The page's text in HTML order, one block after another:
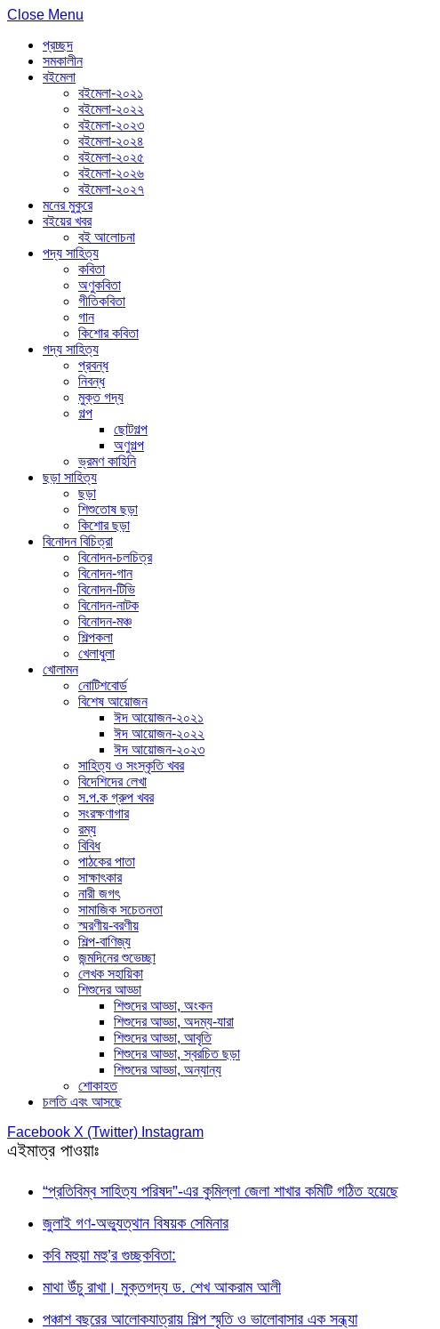
Close Menu
প্রচ্ছদ
সমকালীন
বইমেলা
বইমেলা-২০২১
বইমেলা-২০২২
বইমেলা-২০২৩
বইমেলা-২০২৪
বইমেলা-২০২৫
বইমেলা-২০২৬
বইমেলা-২০২৭
মনের মুকুরে
বইয়ের খবর
বই আলোচনা
পদ্য সাহিত্য
কবিতা
অণুকবিতা
গীতিকবিতা
গান
কিশোর কবিতা
গদ্য সাহিত্য
প্রবন্ধ
নিবন্ধ
মুক্ত গদ্য
গল্প
ছোটগল্প
অণুগল্প
ভ্রমণ কাহিনি
ছড়া সাহিত্য
ছড়া
শিশুতোষ ছড়া
কিশোর ছড়া
বিনোদন বিচিত্রা
বিনোদন-চলচিত্র
বিনোদন-গান
বিনোদন-টিভি
বিনোদন-নাটক
বিনোদন-মঞ্চ
শিল্পকলা
খেলাধুলা
খোলামন
নোটিশবোর্ড
বিশেষ আয়োজন
ঈদ আয়োজন-২০২১
ঈদ আয়োজন-২০২২
ঈদ আয়োজন-২০২৩
সাহিত্য ও সংস্কৃতি খবর
বিদেশিদের লেখা
স.প.ক গ্রুপ খবর
সংরক্ষণাগার
রম্য
বিবিধ
পাঠকের পাতা
সাক্ষাৎকার
নারী জগৎ
সামাজিক সচেতনতা
স্মরণীয়-বরণীয়
শিল্প-বাণিজ্য
জন্মদিনের শুভেচ্ছা
লেখক সহায়িকা
শিশুদের আড্ডা
শিশুদের আড্ডা, অংকন
শিশুদের আড্ডা, অদম্য-যারা
শিশুদের আড্ডা, আবৃতি
শিশুদের আড্ডা, স্বরচিত ছড়া
শিশুদের আড্ডা, অন্যান্য
শোকাহত
চলতি এবং আসছে
Facebook X (Twitter) Instagram
এইমাত্র পাওয়াঃ
“প্রতিবিম্ব সাহিত্য পরিষদ”-এর কুমিল্লা জেলা শাখার কমিটি গঠিত হয়েছে
জুলাই গণ-অভ্যুত্থান বিষয়ক সেমিনার
কবি মহুয়া মহু’র গুচ্ছকবিতা:
মাথা উঁচু রাখা। মুক্তগদ্য ড. শেখ আকরাম আলী
পঞ্চাশ বছরের আলোকযাত্রায় শিল্প স্মৃতি ও ভালোবাসার এক সন্ধ্যা